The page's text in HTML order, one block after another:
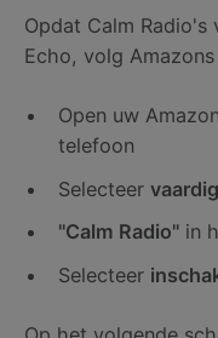
Opdat Calm
Echo, volg
Open uw
telefoon
Selecteer
"Calm Radio" in
Selecteer